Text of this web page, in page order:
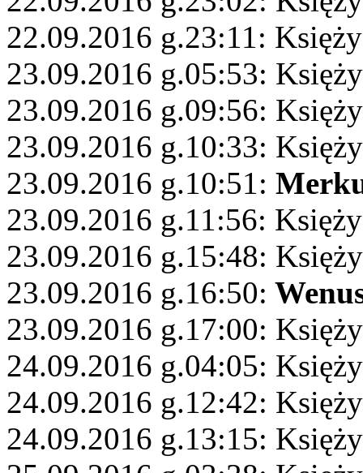
22.09.2016 g.23:11:
23.09.2016 g.05:53:
23.09.2016 g.09:56:
23.09.2016 g.10:33:
23.09.2016 g.10:51:
23.09.2016 g.11:56:
23.09.2016 g.15:48:
23.09.2016 g.16:50:
23.09.2016 g.17:00:
24.09.2016 g.04:05:
24.09.2016 g.12:42:
24.09.2016 g.13:15: